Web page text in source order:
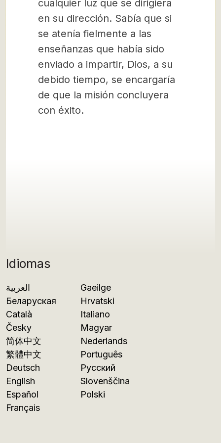
Idiomas
العربية
Беларуская
Català
Česky
简体中文
繁體中文
Deutsch
English
Español
Français
Gaeilge
Hrvatski
Italiano
Magyar
Nederlands
Português
Русский
Slovenščina
Polski
cualquier luz que se dirigiera
en su dirección. Sabía que si
se atenía fielmente a las
enseñanzas que había sido
enviado a impartir, Dios, a su
debido tiempo, se encargaría
de que la misión concluyera
con éxito.